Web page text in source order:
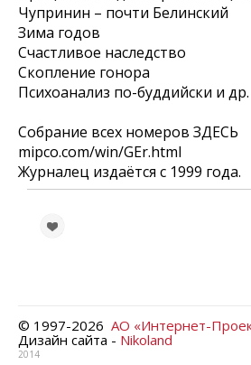
Чупринин – почти Белинский
Зима годов
Счастливое наследство
Скопление гонора
Психоанализ по-буддийски и др.
Собрание всех номеров ЗДЕСЬ
mipco.com/win/GEr.html
Журналец издаётся с 1999 года.
© 1997-2026 АО «Интернет-
Дизайн сайта - Nikoland
2014